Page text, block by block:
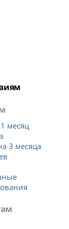
месяц
3 месяца